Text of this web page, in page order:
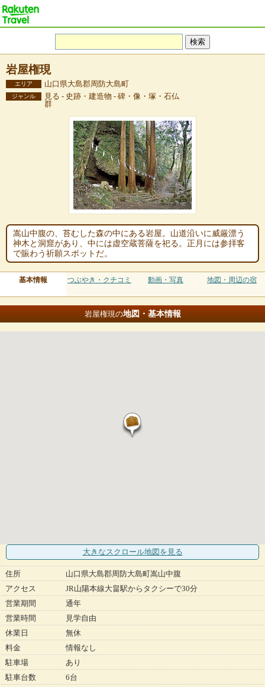
岩屋権現
エリア 山口県大島郡周防大島町
ジャンル
見る - 史跡・建造物 - 碑・像・塚・石仏
群
嵩山中腹の、苔むした森の中にある岩屋。山道沿いに威厳漂う
神木と洞窟があり、中には虚空蔵菩薩を祀る。正月には参拝客
で賑わう祈願スポットだ。
基本情報 つぶやき・クチコミ 動画・写真 地図・周辺の宿
岩屋権現の地図・基本情報
大きなスクロール地図 を見る
住所
山口県大島郡周防大島町嵩山中腹
アクセス
JR山陽本線大畠駅からタクシーで30分
営業期間
通年
営業時間
見学自由
休業日
無休
料金
情報なし
駐車場
あり
駐車台数
6台